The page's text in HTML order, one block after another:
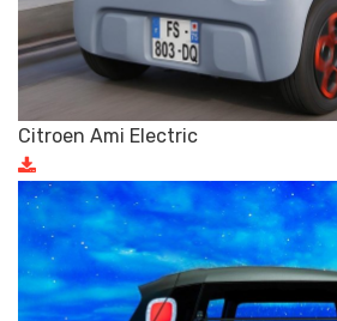
Citroen Ami Electric